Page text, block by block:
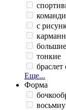
с
большие
тонкие
Еще...
Форма